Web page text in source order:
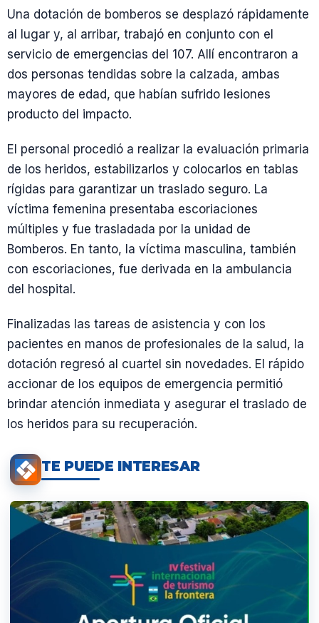
Una dotación de bomberos se desplazó rápidamente
al lugar y, al arribar, trabajó en conjunto con el
servicio de emergencias del 107. Allí encontraron a
dos personas tendidas sobre la calzada, ambas
mayores de edad, que habían sufrido lesiones
producto del impacto.
El personal procedió a realizar la evaluación primaria
de los heridos, estabilizarlos y colocarlos en tablas
rígidas para garantizar un traslado seguro. La
víctima femenina presentaba escoriaciones
múltiples y fue trasladada por la unidad de
Bomberos. En tanto, la víctima masculina, también
con escoriaciones, fue derivada en la ambulancia
del hospital.
Finalizadas las tareas de asistencia y con los
pacientes en manos de profesionales de la salud, la
dotación regresó al cuartel sin novedades. El rápido
accionar de los equipos de emergencia permitió
brindar atención inmediata y asegurar el traslado de
los heridos para su recuperación.
TE PUEDE INTERESAR